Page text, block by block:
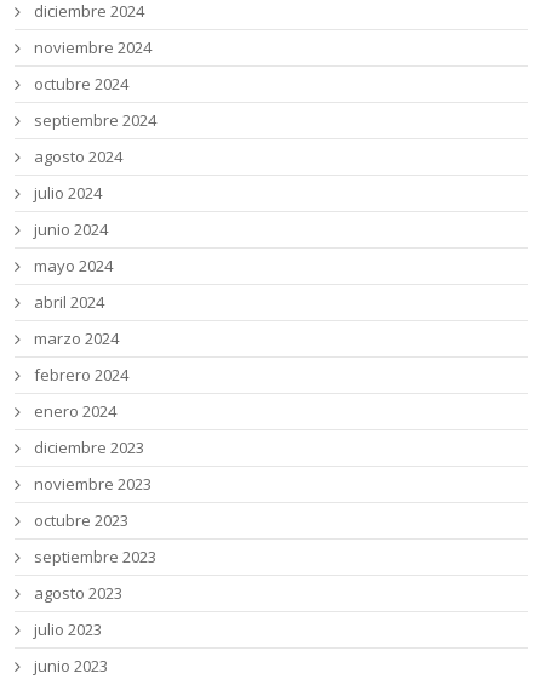
diciembre 2024
noviembre 2024
octubre 2024
septiembre 2024
agosto 2024
julio 2024
junio 2024
mayo 2024
abril 2024
marzo 2024
febrero 2024
enero 2024
diciembre 2023
noviembre 2023
octubre 2023
septiembre 2023
agosto 2023
julio 2023
junio 2023